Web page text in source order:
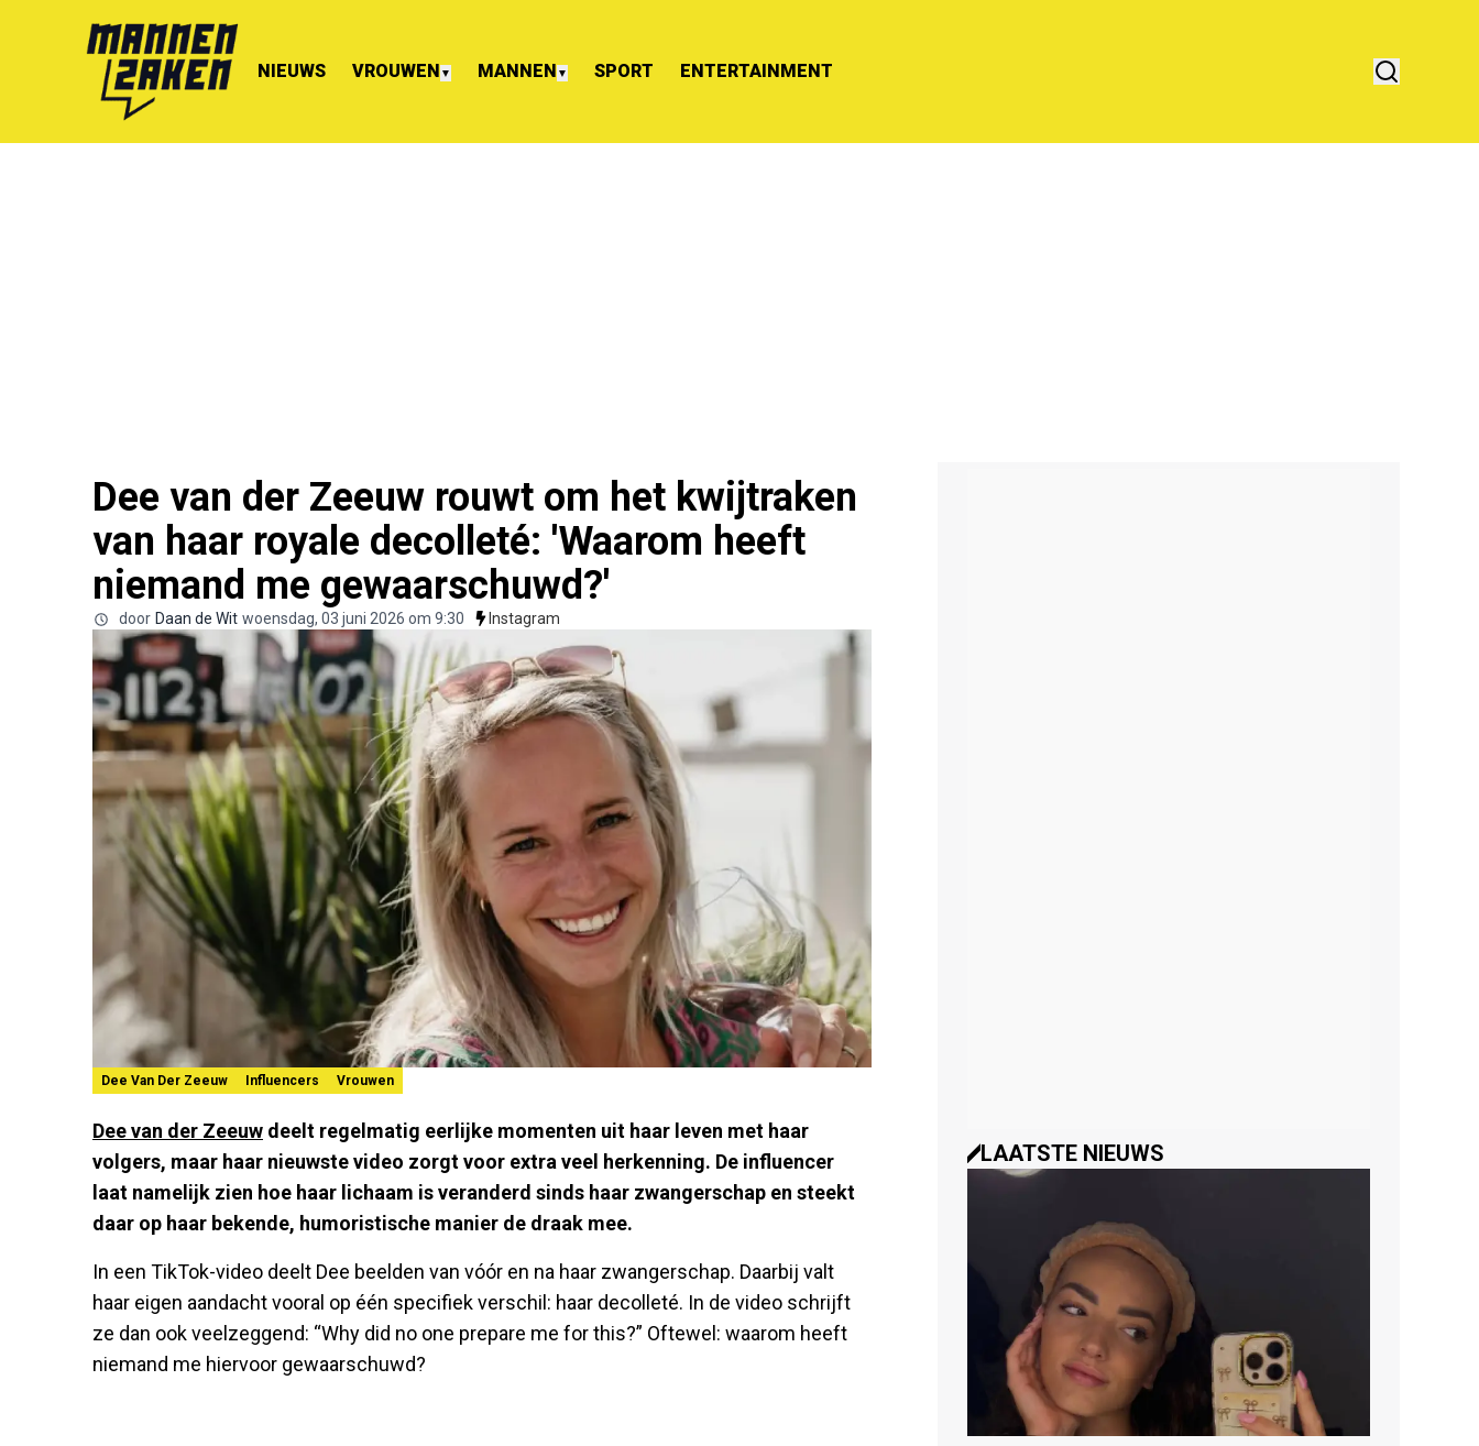
NIEUWS VROUWEN ▼ MANNEN ▼ SPORT ENTERTAINMENT
Dee van der Zeeuw rouwt om het kwijtraken
van haar royale decolleté: 'Waarom heeft
niemand me gewaarschuwd?'
door Daan de Wit woensdag, 03 juni 2026 om 9:30 Instagram
Dee Van Der Zeeuw Influencers Vrouwen
Dee van der Zeeuw deelt regelmatig eerlijke momenten uit haar leven met haar
volgers, maar haar nieuwste video zorgt voor extra veel herkenning. De influencer
laat namelijk zien hoe haar lichaam is veranderd sinds haar zwangerschap en steekt
daar op haar bekende, humoristische manier de draak mee.
In een TikTok-video deelt Dee beelden van vóór en na haar zwangerschap. Daarbij valt
haar eigen aandacht vooral op één specifiek verschil: haar decolleté. In de video schrijft
ze dan ook veelzeggend: “Why did no one prepare me for this?” Oftewel: waarom heeft
niemand me hiervoor gewaarschuwd?
LAATSTE NIEUWS